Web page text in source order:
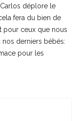
déplore le
fera du bien de
pour ceux que nous
derniers bébés:
pour les